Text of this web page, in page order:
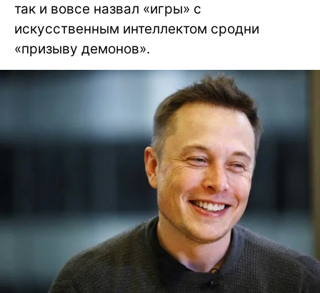
так и вовсе назвал «игры» с
искусственным интеллектом сродни
«призыву демонов».